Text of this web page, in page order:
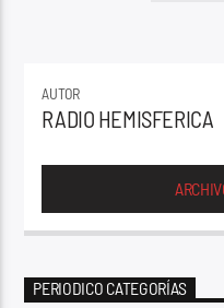
AUTOR
RADIO HEMISFERICA
PERIODICO CATEGORÍAS